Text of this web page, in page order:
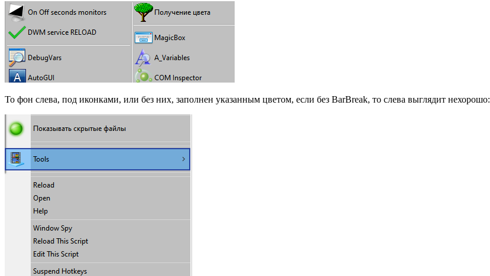
То фон слева, под иконками, или без них, заполнен указанным цветом, если без BarBreak, то слева выглядит нехорошо: